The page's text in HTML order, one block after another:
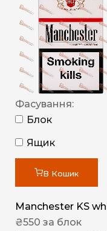
Фасування:
Блок
Ящик
В Кошик
Manchester KS
₴550 за блок